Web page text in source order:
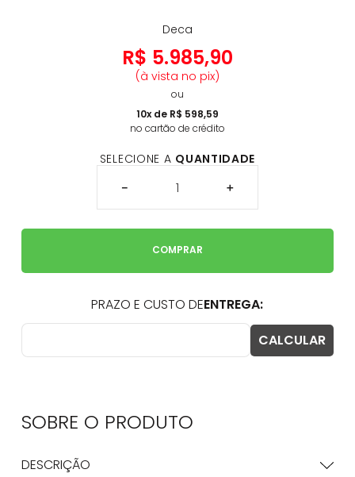
Deca
R$ 5.985,90
(à vista no pix)
ou
10x de R$ 598,59
no cartão de crédito
SELECIONE A QUANTIDADE
＋
－
COMPRAR
SOBRE O PRODUTO
DESCRIÇÃO